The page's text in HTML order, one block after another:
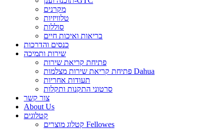
מקרנים
טלוויזיות
סוללות
בריאות ואיכות חיים
כנסים והדרכות
שירות ותמיכה
פתיחת קריאת שירות
פתיחת קריאת שירות מצלמות Dahua
תעודות אחריות
סרטוני התקנות ותקלות
צור קשר
About Us
קטלוגים
קטלוג מוצרים Fellowes